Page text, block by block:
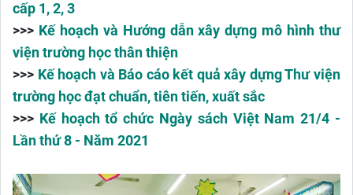
cấp 1, 2, 3
>>> Kế hoạch và Hướng dẫn xây dựng mô hình thư
viện trường học thân thiện
>>> Kế hoạch và Báo cáo kết quả xây dựng Thư viện
trường học đạt chuẩn, tiên tiến, xuất sắc
>>> Kế hoạch tổ chức Ngày sách Việt Nam 21/4 -
Lần thứ 8 - Năm 2021